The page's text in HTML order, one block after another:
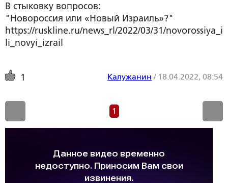
В стыковку вопросов:
"Новороссия или «Новый Израиль»?"
https://ruskline.ru/news_rl/2022/03/31/novorossiya_i
li_novyi_izrail
1 Калужанин / 18.04.2022, 08:54
1